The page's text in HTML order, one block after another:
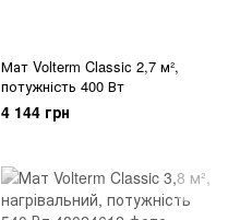
Мат Volterm Classic 2,7 м²,
потужність 400 Вт
4 144 грн